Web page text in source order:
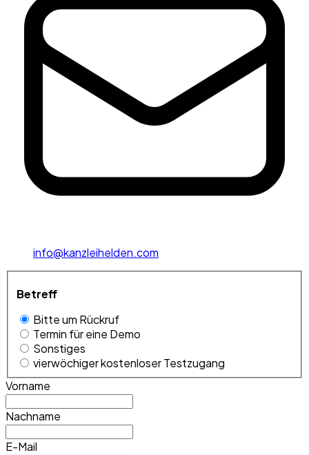
info@kanzleihelden.com
Betreff
Bitte um Rückruf
Termin für eine Demo
Sonstiges
vierwöchiger kostenloser Testzugang
Vorname
Nachname
E-Mail